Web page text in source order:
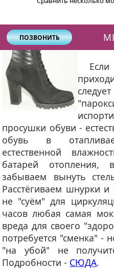
ПОЗВОНИТЬ
Как просушить
Если
просушки обуви -
обувь в
естественной
батарей
забываем вынуть
Расстёгиваем шнурки
не "суём" для
часов любая самая
вреда для своего
потребуется "сменка" -
"на убой" не
Подробности - СЮДА.